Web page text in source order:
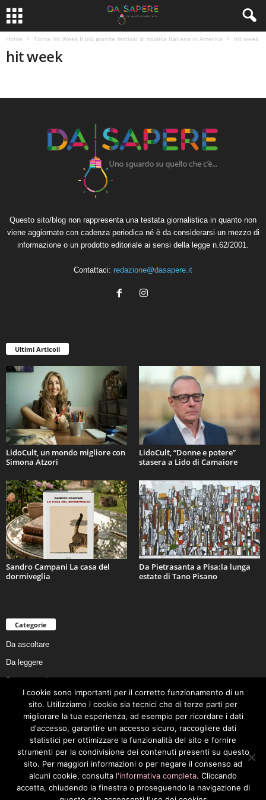
Home Torna Hit Week Il più grande festival di musica italiana in America hit week
hit week
Questo sito/blog non rappresenta una testata giornalistica in quanto non
viene aggiornato con cadenza periodica né è da considerarsi un mezzo di
informazione o un prodotto editoriale ai sensi della legge n.62/2001.
Contattaci: redazione@dasapere.it
Ultimi Articoli
LidoCult, un mondo migliore con
Simona Atzori
LidoCult, “Donne e potere”
stasera a Lido di Camaiore
Sandro Campani La casa del
dormiveglia
Da Pietrasanta a Pisa:la lunga
estate di Tano Pisano
Categorie
Da ascoltare
Da leggere
Da non perdere
Da conoscere
Da preservare
Da vivere
Cookie Policy
I cookie sono importanti per il corretto funzionamento di un
sito. Utilizziamo i cookie sia tecnici che di terze parti per
migliorare la tua esperienza, ad esempio per ricordare i dati
d'accesso, garantire un accesso sicuro, raccogliere dati
statistici per ottimizzare la funzionalità del sito e fornire
strumenti per la condivisione dei contenuti presenti su questo
sito. Per maggiori informazioni o per negare il consenso ad
alcuni cookie, consulta l'informativa completa. Cliccando
accetta, chiudendo la finestra o proseguendo la navigazione di